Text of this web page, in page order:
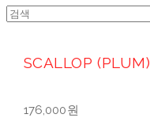
SCALLOP (PLUM)
176,000원